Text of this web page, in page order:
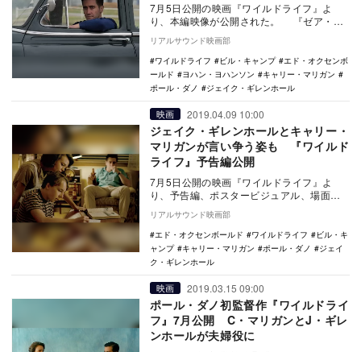
7月5日公開の映画『ワイルドライフ』よ
り、本編映像が公開された。 『ゼア・ウ
ィル・ビー・ブラッド』『スイス・アーミ
ー・マン』…
リアルサウンド映画部
ワイルドライフ
ビル・キャンプ
エド・オクセンボ
ールド
ヨハン・ヨハンソン
キャリー・マリガン
ポール・ダノ
ジェイク・ギレンホール
映画 2019.04.09 10:00
ジェイク・ギレンホールとキャリー・
マリガンが言い争う姿も 『ワイルド
ライフ』予告編公開
7月5日公開の映画『ワイルドライフ』よ
り、予告編、ポスタービジュアル、場面写
真が公開された。 『ゼア・ウィル・ビ
ー・ブラ…
リアルサウンド映画部
エド・オクセンボールド
ワイルドライフ
ビル・キ
ャンプ
キャリー・マリガン ポール・ダノ
ジェイ
ク・ギレンホール
映画 2019.03.15 09:00
ポール・ダノ初監督作『ワイルドライ
フ』7月公開 C・マリガンとJ・ギレ
ンホールが夫婦役に